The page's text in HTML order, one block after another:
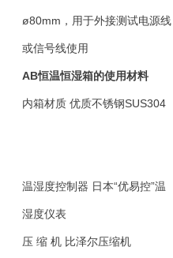
ø80mm，用于外接测试电源线
或信号线使用
AB恒温恒湿箱的使用材料
内箱材质 优质不锈钢SUS304
温湿度控制器 日本“优易控”温
湿度仪表
压 缩 机 比泽尔压缩机